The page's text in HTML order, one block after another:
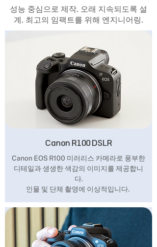
성능 중심으로 제작. 오래 지속되도록 설
계. 최고의 임팩트를 위해 엔지니어링.
Canon R100 DSLR
Canon EOS R100 미러리스 카메라로 풍부한
디테일과 생생한 색감의 이미지를 제공합니
다.
인물 및 단체 촬영에 이상적입니다.